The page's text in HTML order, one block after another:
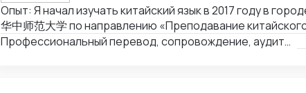
Опыт: Я начал изучать китайский язык в 2017 году в
华中师范大学 по направлению «Преподавание
иностранного». Прожил в Китае восемь лет, занимался
Профессиональный перевод, сопровождение, аудит и инспекция товаров, подбор партнёров, консультации по импорту/экспорту